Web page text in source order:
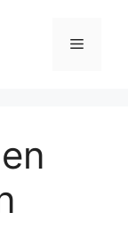
Menú